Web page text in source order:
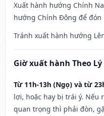
Xuất hành hướng Chính
hướng Chính Đông để đón
Tránh xuất hành hướng
Giờ xuất hành Theo
Từ 11h-13h (Ngọ) và từ
lợi, hoặc hay bị trái ý. Nếu
quan trọng thì phải đòn,